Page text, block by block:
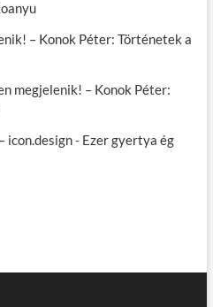
– Konok Péter: Történetek a
megjelenik! – Konok Péter:
icon.design- Ezer gyertya ég